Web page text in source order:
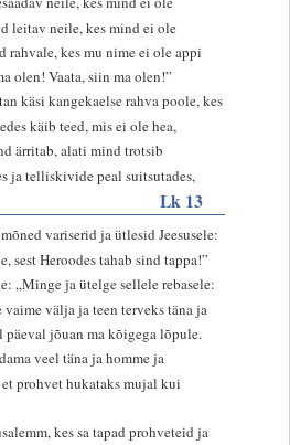
leitav neile, kes mind ei ole
rahvale, kes mu nime ei ole appi
olen! Vaata, siin ma olen!”
käsi kangekaelse rahva poole, kes
käib teed, mis ei ole hea,
ärritab, alati mind trotsib
ja telliskivide peal suitsutades,
Lk 13
variserid ja ütlesid Jeesusele:
sest Heroodes tahab sind tappa!”
„Minge ja ütelge sellele rebasele:
välja ja teen terveks täna ja
jõuan ma kõigega lõpule.
veel täna ja homme ja
prohvet hukataks mujal kui
kes sa tapad prohveteid ja